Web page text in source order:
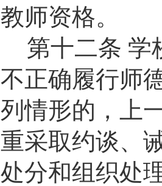
教师资格。
第十二条 学
不正确履行师
列情形的，上
重采取约谈、
处分和组织处